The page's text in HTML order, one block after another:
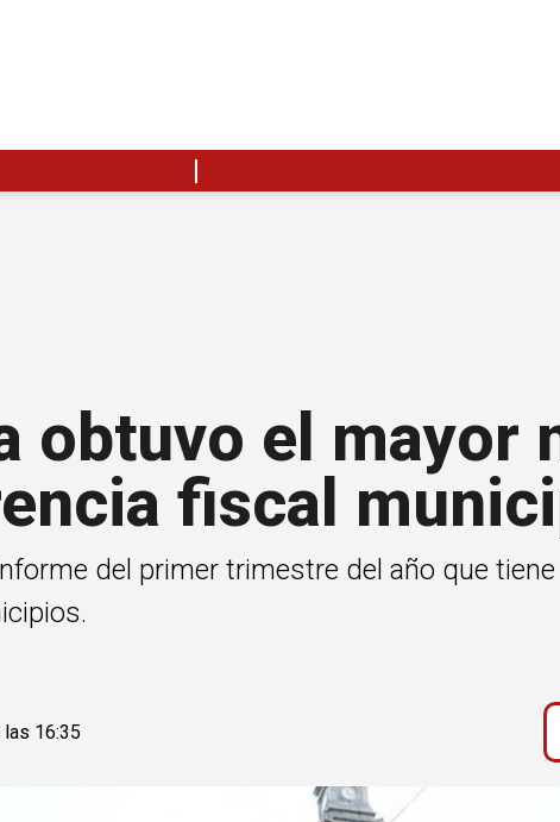
obtuvo el mayor
fiscal
del primer trimestre del año que
16:35